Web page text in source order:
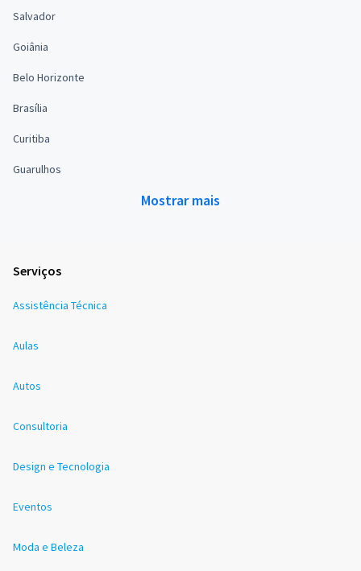
Salvador
Goiânia
Belo Horizonte
Brasília
Curitiba
Guarulhos
Mostrar mais
Serviços
Assistência Técnica
Aulas
Autos
Consultoria
Design e Tecnologia
Eventos
Moda e Beleza